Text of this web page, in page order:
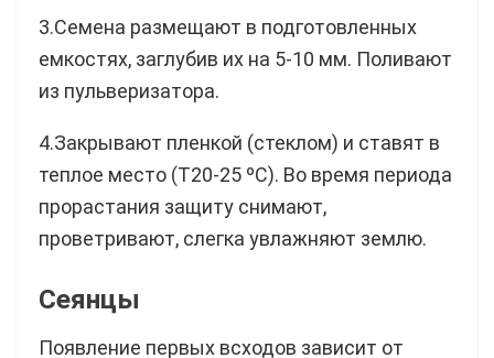
3.Семена размещают в подготовленных
емкостях, заглубив их на 5-10 мм. Поливают
из пульверизатора.
4.Закрывают пленкой (стеклом) и ставят в
теплое место (Т20-25 ºC). Во время периода
прорастания защиту снимают,
проветривают, слегка увлажняют землю.
Сеянцы
Появление первых всходов зависит от